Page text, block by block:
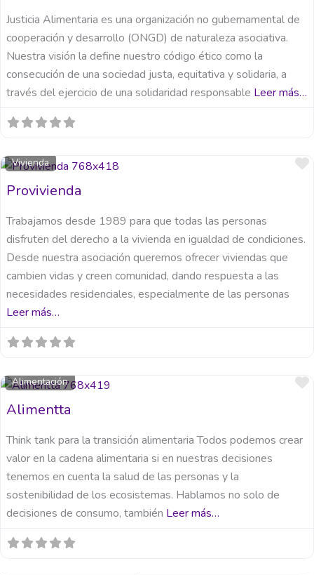
Justicia Alimentaria es una organización no gubernamental de
cooperación y desarrollo (ONGD) de naturaleza asociativa.
Nuestra visión la define nuestro código ético como la
consecución de una sociedad justa, equitativa y solidaria, a
través del ejercicio de una solidaridad responsable Leer más…
Vivienda
Provivienda
Trabajamos desde 1989 para que todas las personas
disfruten del derecho a la vivienda en igualdad de condiciones.
Desde nuestra asociación queremos ofrecer viviendas que
cambien vidas y creen comunidad, dando respuesta a las
necesidades residenciales, especialmente de las personas
Leer más…
Alimentación
Alimentta
Think tank para la transición alimentaria Todos podemos crear
valor en la cadena alimentaria si en nuestras decisiones
tenemos en cuenta la salud de las personas y la
sostenibilidad de los ecosistemas. Hablamos no solo de
decisiones de consumo, también Leer más…